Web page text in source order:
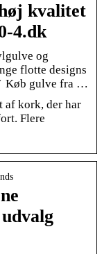
kvalitet
4.dk
og
flotte designs
Køb gulve fra …
af kork, der har
Flere